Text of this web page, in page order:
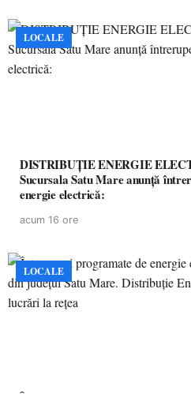
LOCALE
DISTRIBUȚIE ENERGIE
Sucursala Satu Mare anunţă
energie electrică:
acum 16 ore
LOCALE